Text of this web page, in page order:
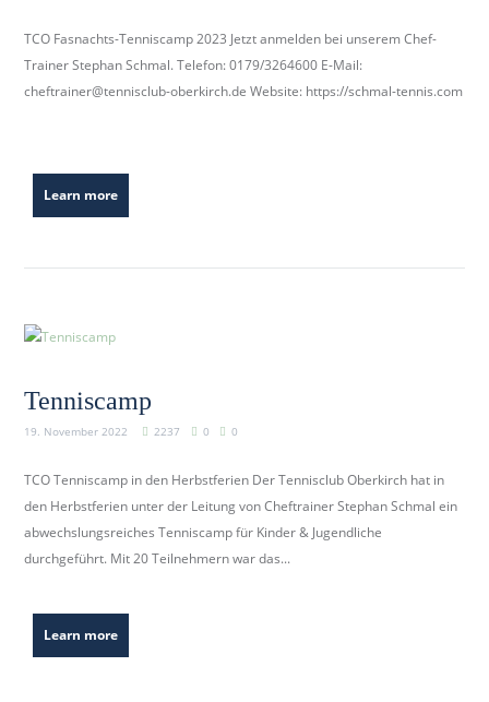
TCO Fasnachts-Tenniscamp 2023 Jetzt anmelden bei unserem Chef-
Trainer Stephan Schmal. Telefon: 0179/3264600 E-Mail:
cheftrainer@tennisclub-oberkirch.de Website: https://schmal-tennis.com
Learn more
Tenniscamp
19. November 2022 2237 0 0
TCO Tenniscamp in den Herbstferien Der Tennisclub Oberkirch hat in
den Herbstferien unter der Leitung von Cheftrainer Stephan Schmal ein
abwechslungsreiches Tenniscamp für Kinder & Jugendliche
durchgeführt. Mit 20 Teilnehmern war das...
Learn more